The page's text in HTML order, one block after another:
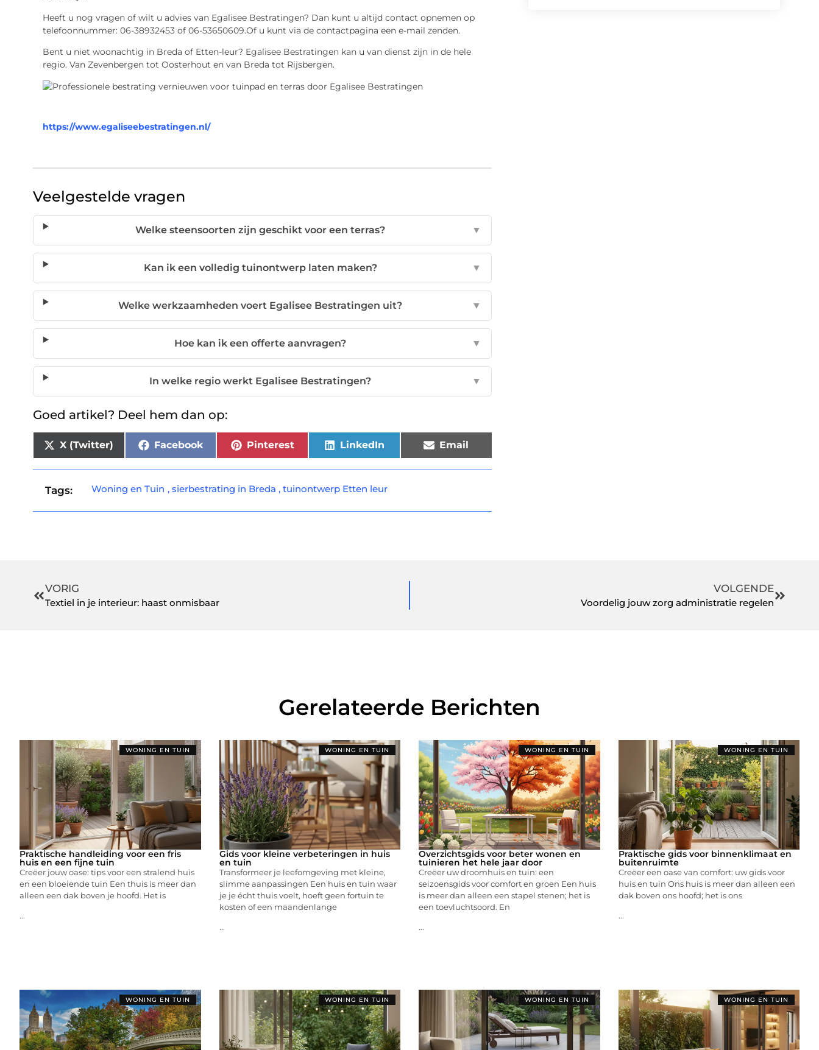
Heeft u nog vragen of wilt u advies van Egalisee Bestratingen? Dan kunt u altijd contact opnemen op
telefoonnummer: 06-38932453 of 06-53650609.Of u kunt via de contactpagina een e-mail zenden.
Bent u niet woonachtig in Breda of Etten-leur? Egalisee Bestratingen kan u van dienst zijn in de hele
regio. Van Zevenbergen tot Oosterhout en van Breda tot Rijsbergen.
https://www.egaliseebestratingen.nl/
Veelgestelde vragen
Welke steensoorten zijn geschikt voor een terras? ▼
Kan ik een volledig tuinontwerp laten maken? ▼
Welke werkzaamheden voert Egalisee Bestratingen uit? ▼
Hoe kan ik een offerte aanvragen? ▼
In welke regio werkt Egalisee Bestratingen? ▼
Goed artikel? Deel hem dan op:
X (Twitter) Facebook Pinterest LinkedIn Email
Tags: Woning en Tuin ,sierbestrating in Breda ,tuinontwerp Etten leur
VORIG
Textiel in je interieur: haast onmisbaar
VOLGENDE
Voordelig jouw zorg administratie regelen
Gerelateerde Berichten
WONING EN TUIN
Praktische handleiding voor een fris
huis en een fijne tuin
Creëer jouw oase: tips voor een stralend huis
en een bloeiende tuin Een thuis is meer dan
alleen een dak boven je hoofd. Het is
...
WONING EN TUIN
Gids voor kleine verbeteringen in huis
en tuin
Transformeer je leefomgeving met kleine,
slimme aanpassingen Een huis en tuin waar
je je écht thuis voelt, hoeft geen fortuin te
kosten of een maandenlange
...
WONING EN TUIN
Overzichtsgids voor beter wonen en
tuinieren het hele jaar door
Creëer uw droomhuis en tuin: een
seizoensgids voor comfort en groen Een huis
is meer dan alleen een stapel stenen; het is
een toevluchtsoord. En
...
WONING EN TUIN
Praktische gids voor binnenklimaat en
buitenruimte
Creëer een oase van comfort: uw gids voor
huis en tuin Ons huis is meer dan alleen een
dak boven ons hoofd; het is ons
...
WONING EN TUIN WONING EN TUIN WONING EN TUIN WONING EN TUIN